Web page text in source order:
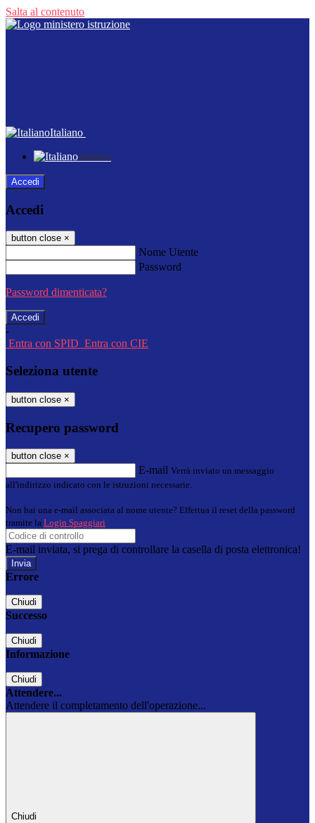
Salta al contenuto
Italiano
Italiano
Accedi
Accedi
button close ×
Nome Utente
Password
Password dimenticata?
-
Entra con SPID Entra con CIE
Seleziona utente
button close ×
Recupero password
button close ×
E-mail Verrà inviato un messaggio
all'indirizzo indicato con le istruzioni necessarie.
Non hai una e-mail associata al nome utente? Effettua il reset della password
tramite la Login Spaggiari
E-mail inviata, si prega di controllare la casella di posta elettronica!
Errore
Chiudi
Successo
Chiudi
Informazione
Chiudi
Attendere...
Attendere il completamento dell'operazione...
Chiudi